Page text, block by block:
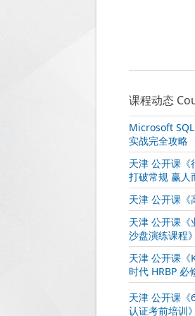
课程动态
Microsoft
实战完全攻略
天津 公开课
打破常规 赢人
天津 公开课《
天津 公开课《
沙盘演练课程》
天津 公开课
时代 HRBP 必
天津 公开课《
认证考前培训》